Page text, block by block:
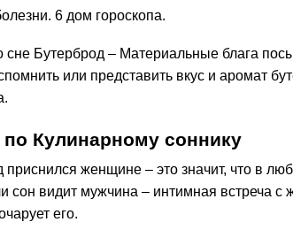
6 дом гороскопа.
сне Бутерброд – Материальные блага
или представить вкус и аромат
Кулинарному соннику
приснился женщине – это значит, что в
сон видит мужчина – интимная встреча с
его.